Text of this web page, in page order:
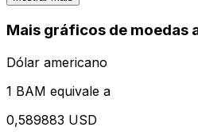
Mais gráficos de moedas
Dólar americano
1 BAM equivale a
0,589883 USD